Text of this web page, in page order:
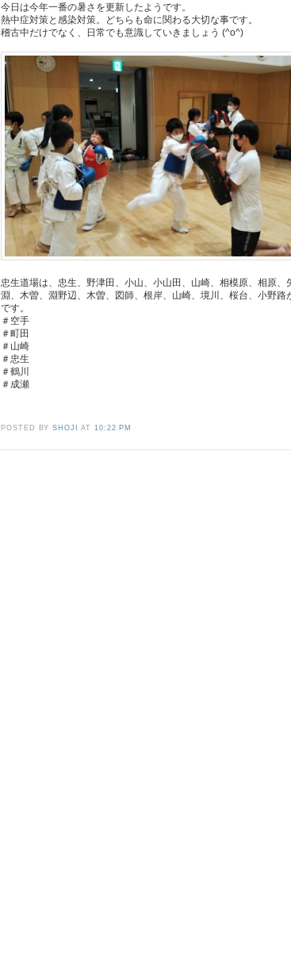
今日は今年一番の暑さを更新したようです。
熱中症対策と感染対策。どちらも命に関わる大切な事です。
稽古中だけでなく、日常でも意識していきましょう (^o^)
忠生道場は、忠生、野津田、小山、小山田、山崎、相模原、相原、
淵、木曽、淵野辺、木曽、図師、根岸、山崎、境川、桜台、小野路
です。
＃空手
＃町田
＃山崎
＃忠生
＃鶴川
＃成瀬
POSTED BYSHOJI AT 10:22 PM